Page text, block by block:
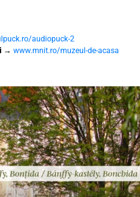
audiopuck-2
→ www.mnit.ro/muzeul-de-acasa